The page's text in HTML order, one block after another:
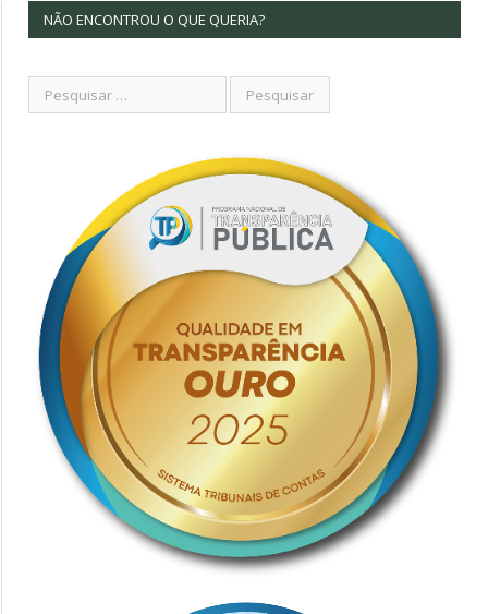
NÃO ENCONTROU O QUE QUERIA?